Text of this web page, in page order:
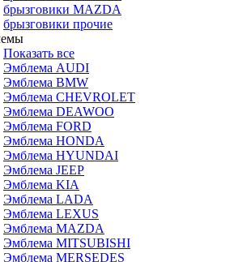
брызговики MAZDA
брызговики прочие
Показать все
Эмблема AUDI
Эмблема BMW
Эмблема CHEVROLET
Эмблема DEAWOO
Эмблема FORD
Эмблема HONDA
Эмблема HYUNDAI
Эмблема JEEP
Эмблема KIA
Эмблема LADA
Эмблема LEXUS
Эмблема MAZDA
Эмблема MITSUBISHI
Эмблема MERSEDES